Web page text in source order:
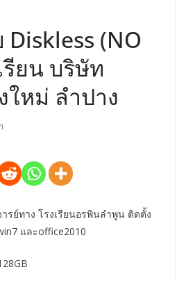
(NO
รียน บริษัท
ใหม่ ลำปาง
ย์ทาง โรงเรียนอรพินลำพูน ติดตั้ง
และoffice2010